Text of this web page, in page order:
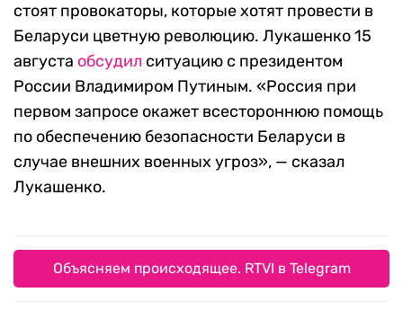
стоят провокаторы, которые хотят провести в
Беларуси цветную революцию. Лукашенко 15
августа обсудил ситуацию с президентом
России Владимиром Путиным. «Россия при
первом запросе окажет всестороннюю помощь
по обеспечению безопасности Беларуси в
случае внешних военных угроз», — сказал
Лукашенко.
Объясняем происходящее. RTVI в Telegram